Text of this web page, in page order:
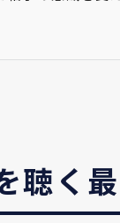
聴く